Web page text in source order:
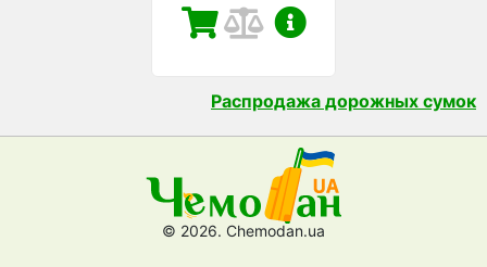
Распродажа дорожных сумок
© 2026. Chemodan.ua